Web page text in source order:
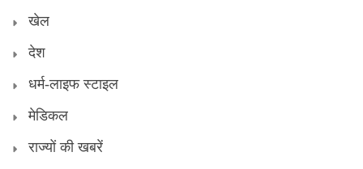
खेल
देश
धर्म-लाइफ स्टाइल
मेडिकल
राज्यों की खबरें